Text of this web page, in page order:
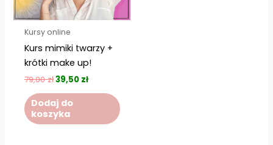
Kursy online
Kurs mimiki twarzy +
krótki make up!
79,00zł39,50 zł
Dodaj do
koszyka